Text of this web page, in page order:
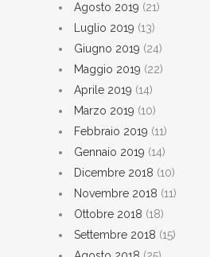
Agosto 2019 (21)
Luglio 2019 (13)
Giugno 2019 (24)
Maggio 2019 (22)
Aprile 2019 (14)
Marzo 2019 (10)
Febbraio 2019 (11)
Gennaio 2019 (14)
Dicembre 2018 (10)
Novembre 2018 (11)
Ottobre 2018 (18)
Settembre 2018 (15)